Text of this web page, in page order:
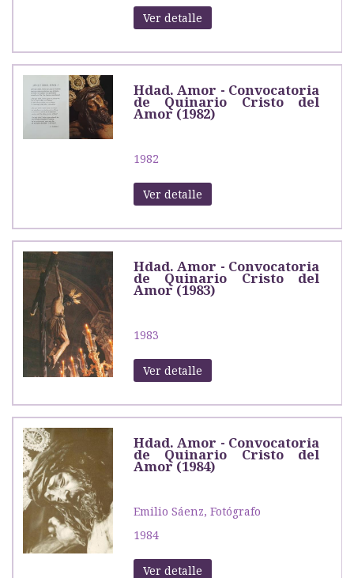
Ver detalle
Hdad. Amor - Convocatoria
de Quinario Cristo del
Amor (1982)
1982
Ver detalle
Hdad. Amor - Convocatoria
de Quinario Cristo del
Amor (1983)
1983
Ver detalle
Hdad. Amor - Convocatoria
de Quinario Cristo del
Amor (1984)
Emilio Sáenz, Fotógrafo
1984
Ver detalle